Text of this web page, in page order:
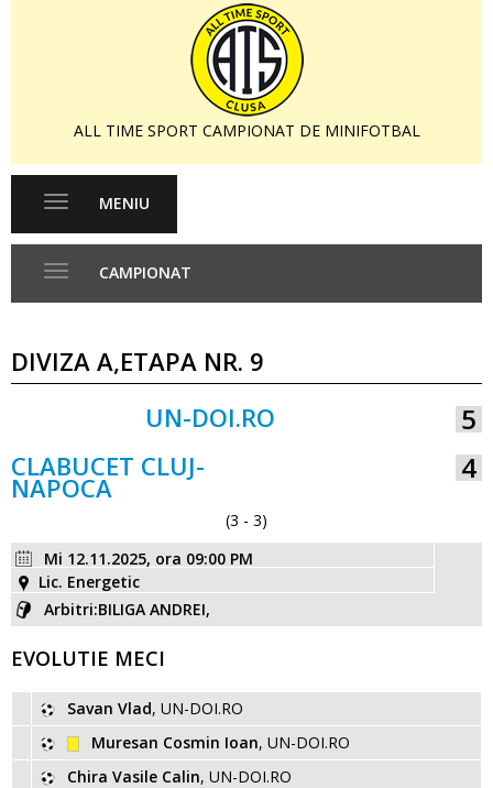
ALL TIME SPORT CAMPIONAT DE MINIFOTBAL
Toggle
MENIU
CAMPIONAT
DIVIZA A,ETAPA NR. 9
UN-DOI.RO
5
4
CLABUCET CLUJ-
NAPOCA
(3 - 3)
Mi 12.11.2025, ora 09:00 PM
Lic. Energetic
Arbitri:BILIGA ANDREI,
EVOLUTIE MECI
Savan Vlad, UN-DOI.RO
Muresan Cosmin Ioan, UN-DOI.RO
Chira Vasile Calin, UN-DOI.RO